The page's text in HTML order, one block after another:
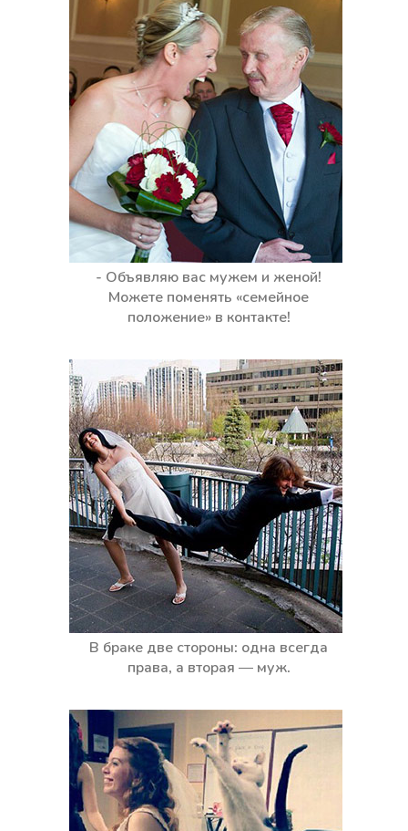
- Объявляю вас мужем и женой!
Можете поменять «семейное
положение» в контакте!
В браке две стороны: одна всегда
права, а вторая — муж.